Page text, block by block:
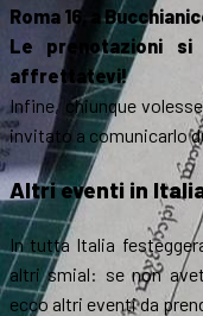
Roma 16, a
Le prenotazioni si
affrettatevi!
Infine, chiunque
invitato a comunicarlo
Altri eventi in
In tutta Italia
altri smial: se non
ecco altri eventi da